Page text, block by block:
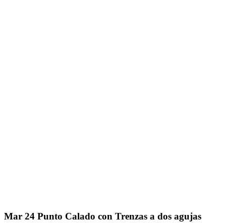
Mar 24 Punto Calado con Trenzas a dos agujas